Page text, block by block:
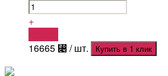
+
16665 ⃄ / шт. Купить в 1 клик